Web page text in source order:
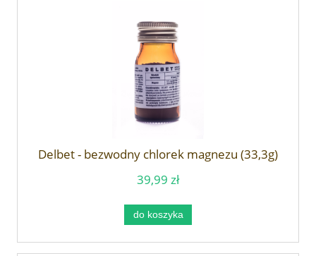
Delbet - bezwodny chlorek magnezu (33,3g)
39,99 zł
do koszyka